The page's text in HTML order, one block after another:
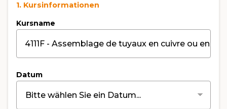
1. Kursinformationen
Kursname
Datum